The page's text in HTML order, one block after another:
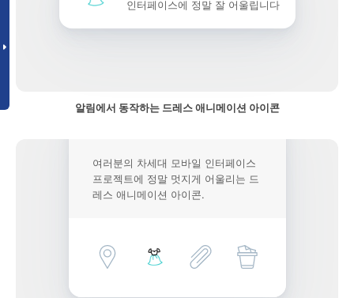
인터페이스에 정말 잘 어울립니다
알림에서 동작하는 드레스 애니메이션 아이콘
여러분의 차세대 모바일 인터페이스
프로젝트에 정말 멋지게 어울리는 드
레스 애니메이션 아이콘.